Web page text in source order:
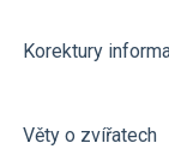
Korektury
Věty o zvířatech